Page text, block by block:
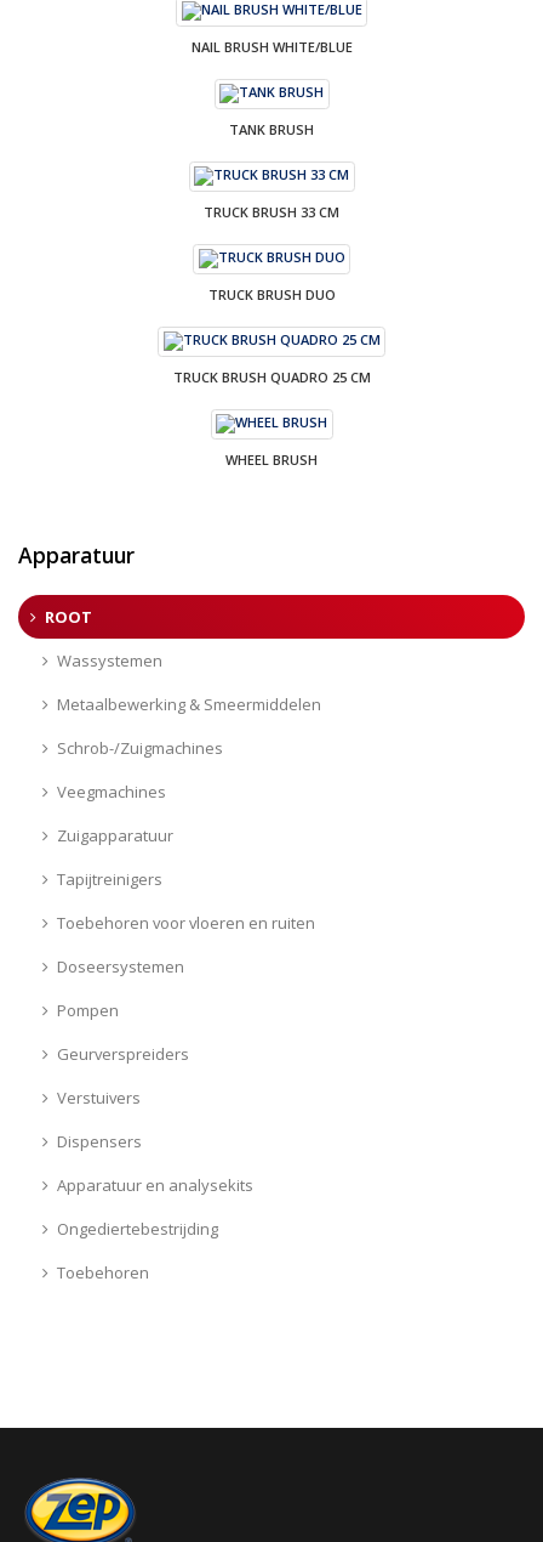
NAIL BRUSH WHITE/BLUE
TANK BRUSH
TRUCK BRUSH 33 CM
TRUCK BRUSH DUO
TRUCK BRUSH QUADRO 25 CM
WHEEL BRUSH
Apparatuur
ROOT
Wassystemen
Metaalbewerking & Smeermiddelen
Schrob-/Zuigmachines
Veegmachines
Zuigapparatuur
Tapijtreinigers
Toebehoren voor vloeren en ruiten
Doseersystemen
Pompen
Geurverspreiders
Verstuivers
Dispensers
Apparatuur en analysekits
Ongediertebestrijding
Toebehoren